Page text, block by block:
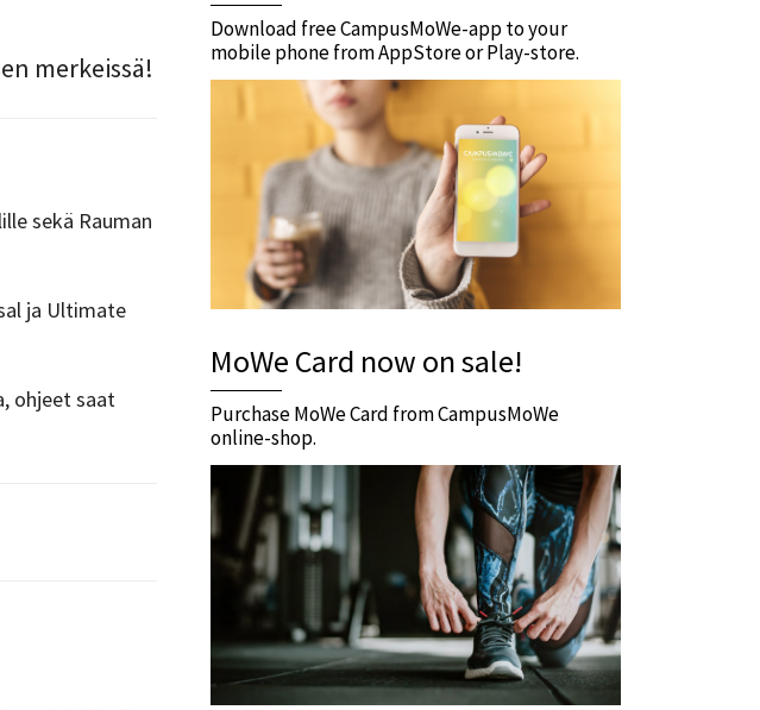
merkeissä!
sekä Rauman
ja Ultimate
ohjeet saat
Download free CampusMoWe-app to your
mobile phone from AppStore or Play-store.
MoWe Card now on sale!
Purchase MoWe Card from CampusMoWe
online-shop.